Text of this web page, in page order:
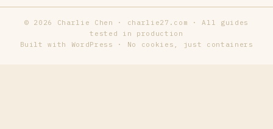
© 2026 Charlie Chen · charlie27.com · All guides
tested in production
Built with WordPress · No cookies, just containers